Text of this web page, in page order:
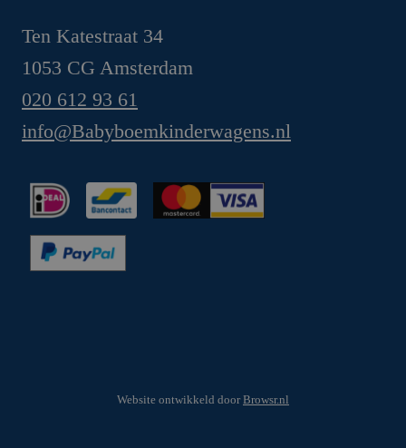
Ten Katestraat 34
1053 CG Amsterdam
020 612 93 61
info@Babyboemkinderwagens.nl
Website ontwikkeld doorBrowsr.nl